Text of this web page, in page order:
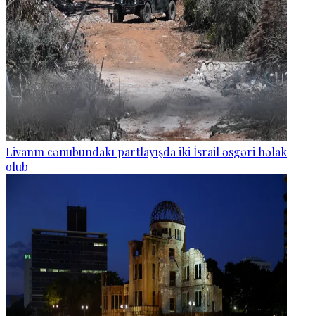
Livanın cənubundakı partlayışda iki İsrail əsgəri həlak
olub